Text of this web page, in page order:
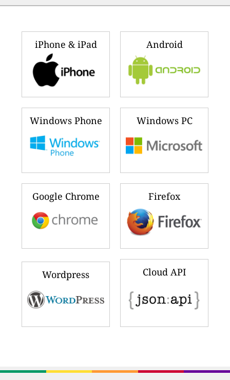
iPhone & iPad Android
Windows Phone Windows PC
Google Chrome Firefox
Wordpress Cloud API